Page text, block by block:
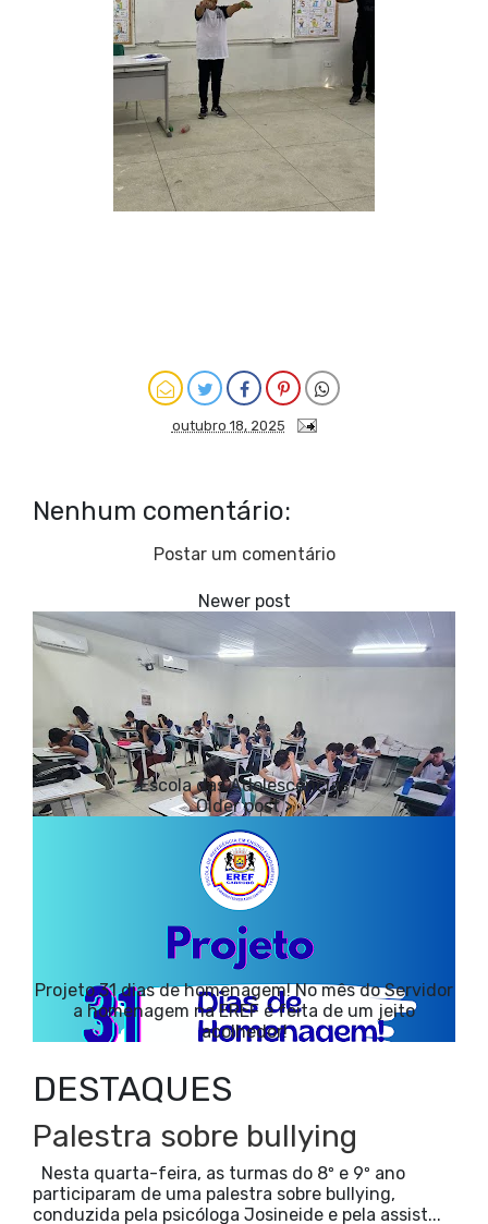
outubro 18, 2025
Nenhum comentário:
Postar um comentário
Escola das Adolescências
Projeto 31 dias de homenagem! No mês do Servidor
a homenagem na EREF é feita de um jeito
acolhedor!
DESTAQUES
Palestra sobre bullying
Nesta quarta-feira, as turmas do 8º e 9º ano
participaram de uma palestra sobre bullying,
conduzida pela psicóloga Josineide e pela assist...